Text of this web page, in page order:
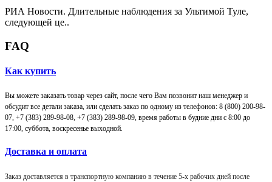
РИА Новости. Длительные наблюдения за Ультимой Туле,
следующей це..
FAQ
Как купить
Вы можете заказать товар через сайт, после чего Вам позвонит наш менеджер и
обсудит все детали заказа, или сделать заказ по одному из телефонов: 8 (800) 200-98-
07, +7 (383) 289-98-08, +7 (383) 289-98-09, время работы в будние дни с 8:00 до
17:00, суббота, воскресенье выходной.
Доставка и оплата
Заказ доставляется в транспортную компанию в течение 5-х рабочих дней после